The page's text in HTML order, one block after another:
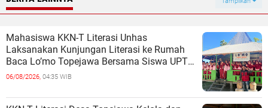
Mahasiswa KKN-T Literasi Unhas
Laksanakan Kunjungan Literasi ke Rumah
Baca Lo’mo Topejawa Bersama Siswa UPT
SDN 66 Kajang
06/08/2026, 04:35 WIB